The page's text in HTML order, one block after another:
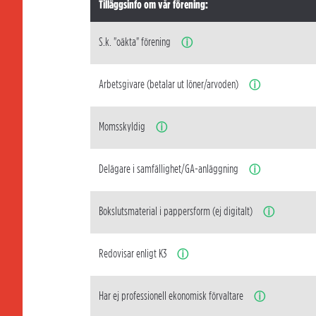
Tilläggsinfo om vår förening:
S.k. "oäkta" förening ⓘ
Arbetsgivare (betalar ut löner/arvoden) ⓘ
Momsskyldig ⓘ
Delägare i samfällighet/GA-anläggning ⓘ
Bokslutsmaterial i pappersform (ej digitalt) ⓘ
Redovisar enligt K3 ⓘ
Har ej professionell ekonomisk förvaltare ⓘ